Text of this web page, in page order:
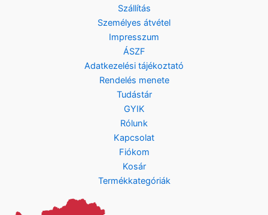
Szállítás
Személyes átvétel
Impresszum
ÁSZF
Adatkezelési tájékoztató
Rendelés menete
Tudástár
GYIK
Rólunk
Kapcsolat
Fiókom
Kosár
Termékkategóriák